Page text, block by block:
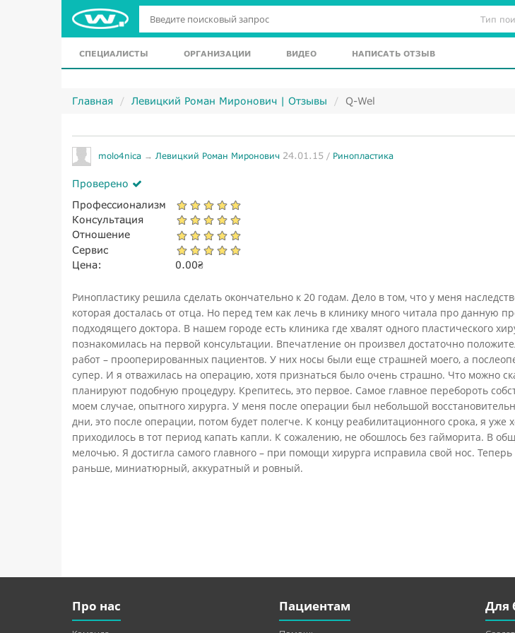
Тип
СПЕЦИАЛИСТЫ ОРГАНИЗАЦИИ ВИДЕО НАПИСАТЬ ОТЗЫВ
Главная Левицкий Роман Миронович | Отзывы Q-Wel
molo4nica → Левицкий Роман Миронович 24.01.15 / Ринопластика
Проверено
Профессионализм
Консультация
Отношение
Сервис
Цена:
0.00₴
Ринопластику решила сделать окончательно к 20 годам. Дело в том, что у меня
которая досталась от отца. Но перед тем как лечь в клинику много читала про данную
подходящего доктора. В нашем городе есть клиника где хвалят одного пластического
познакомилась на первой консультации. Впечатление он произвел достаточно
работ – прооперированных пациентов. У них носы были еще страшней моего, а
супер. И я отважилась на операцию, хотя признаться было очень страшно. Что можно
планируют подобную процедуру. Крепитесь, это первое. Самое главное перебороть
моем случае, опытного хирурга. У меня после операции был небольшой
дни, это после операции, потом будет полегче. К концу реабилитационного срока, я уже
приходилось в тот период капать капли. К сожалению, не обошлось без гайморита. В
мелочью. Я достигла самого главного – при помощи хирурга исправила свой нос.
раньше, миниатюрный, аккуратный и ровный.
Про нас Пациентам Для